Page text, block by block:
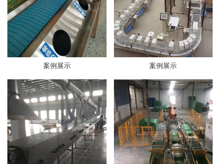
案例展示 案例展示